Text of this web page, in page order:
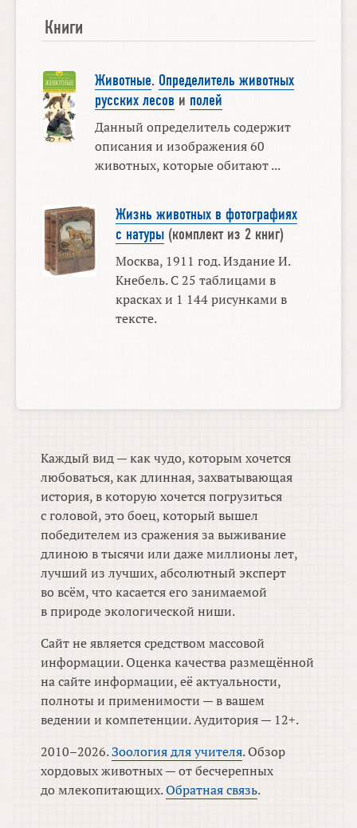
Книги
Животные. Определитель животных
русских лесов и полей
Данный определитель содержит
описания и изображения 60
животных, которые обитают ...
Жизнь животных в фотографиях
с натуры(комплект из 2 книг)
Москва, 1911 год. Издание И.
Кнебель. С 25 таблицами в
красках и 1 144 рисунками в
тексте.
Каждый вид — как чудо, которым хочется
любоваться, как длинная, захватывающая
история, в которую хочется погрузиться
с головой, это боец, который вышел
победителем из сражения за выживание
длиною в тысячи или даже миллионы лет,
лучший из лучших, абсолютный эксперт
во всём, что касается его занимаемой
в природе экологической ниши.
Сайт не является средством массовой
информации. Оценка качества размещённой
на сайте информации, её актуальности,
полноты и применимости — в вашем
ведении и компетенции. Аудитория — 12+.
2010–2026.Зоология для учителя. Обзор
хордовых животных — от бесчерепных
до млекопитающих.Обратная связь.